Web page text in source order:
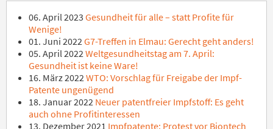
06. April 2023 Gesundheit für alle – statt Profite für
Wenige!
01. Juni 2022 G7-Treffen in Elmau: Gerecht geht anders!
05. April 2022 Weltgesundheitstag am 7. April:
Gesundheit ist keine Ware!
16. März 2022 WTO: Vorschlag für Freigabe der Impf-
Patente ungenügend
18. Januar 2022 Neuer patentfreier Impfstoff: Es geht
auch ohne Profitinteressen
13. Dezember 2021 Impfpatente: Protest vor Biontech